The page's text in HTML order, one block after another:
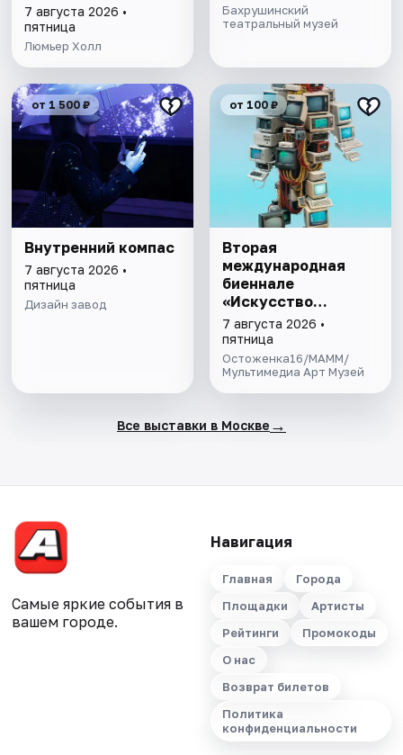
7 августа 2026 •
пятница
Люмьер Холл
Бахрушинский
театральный музей
от 1 500 ₽
Внутренний компас
7 августа 2026 •
пятница
Дизайн завод
от 100 ₽
Вторая
международная
биеннале
«Искусство
будущего»
7 августа 2026 •
пятница
Остоженка16/МАММ/
Мультимедиа Арт Музей
Все выставки в Москве →
Самые яркие события в
вашем городе.
Навигация
Главная
Города
Площадки
Артисты
Рейтинги
Промокоды
О нас
Возврат билетов
Политика
конфиденциальности